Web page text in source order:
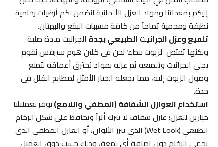
إليكم بمعداتنا ومواد العزل الألمانية لنضمن لكم أرضيات رخامية
نظيفة ومحمية تماماً من كافة مسببات البقع والبهتان.
تلميع وعزل الجرانيت الطبيعي بجدةالجرانيت مادة صلبة
ولكنها تمتص الزيوت ببطء؛ نحن في كلين هوم سيرفس نقوم
بجلي الجرانيت وتلميعه ثم عزله بمواد تخترق أعماقه لتمنع
وصول الزيوت إليه، مما يجعله الخيار الأمثل لمطابخ الفلل في
جدة.
استخدام العوازل الشفافة (المطفي واللامع)نوفر لعملائنا
خيارين للعزل؛ عازل شفاف لا يترك أثراً ويحافظ على شكل الرخام
الطبيعي (Wet Look) الذي يبرز الألوان، أو العازل المطفي الذي
يحمي الرخام دون إضافة أي لمعة، وذلك حسب ذوق العميل